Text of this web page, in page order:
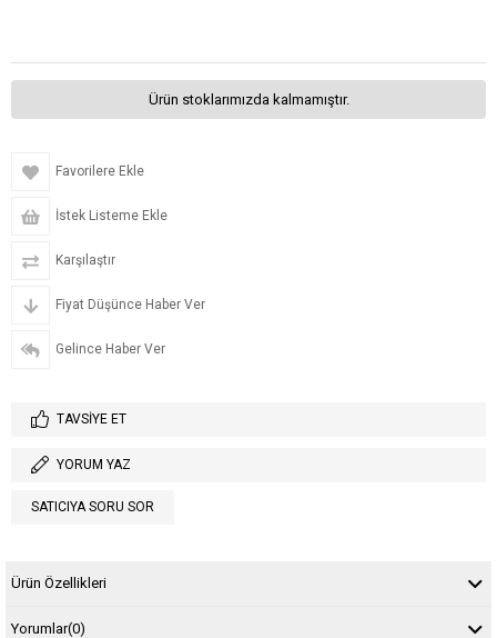
Ürün stoklarımızda kalmamıştır.
Favorilere Ekle
İstek Listeme Ekle
Karşılaştır
Fiyat Düşünce Haber Ver
Gelince Haber Ver
TAVSIYE ET
YORUM YAZ
SATICIYA SORU SOR
Ürün Özellikleri
Yorumlar(0)